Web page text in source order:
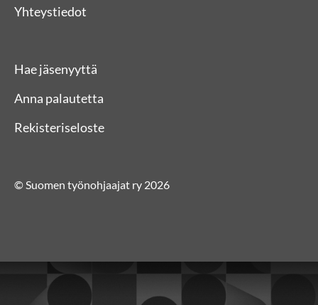
Yhteystiedot
Hae jäsenyyttä
Anna palautetta
Rekisteriseloste
© Suomen työnohjaajat ry 2026